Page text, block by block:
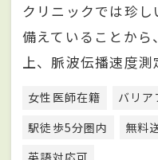
クリニックでは珍
備えていることか
上、脈波伝播速度測
女性医師在籍 バリア
駅徒歩5分圏内
無料
英語対応可